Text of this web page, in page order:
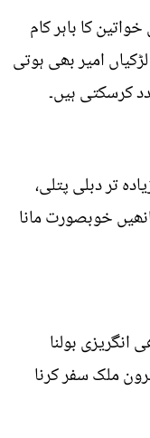
کا باہر کام
امیر بھی ہوتی
کرسکتی ہیں۔
تر دبلی پتلی،
خوبصورت مانا
بولنا
ملک سفر کرنا